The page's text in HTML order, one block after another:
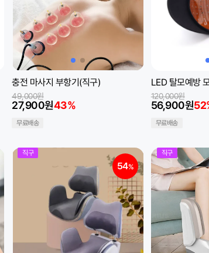
충전 마사지 부항기(직구)
27,900원43%
49,000원
무료배송
LED 탈모예방
56,900원
120,000원
무료배송
직구
54%
직구